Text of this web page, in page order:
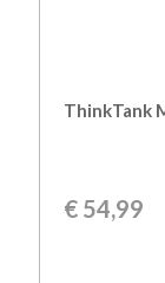
ThinkTank
€54,99